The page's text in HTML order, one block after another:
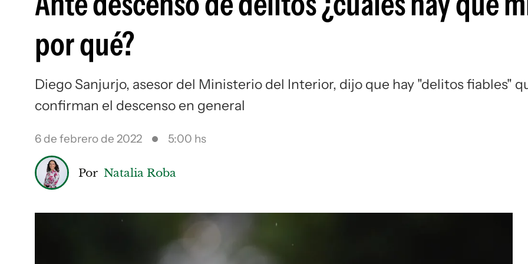
por qué?
Diego Sanjurjo, asesor del Ministerio del Interior, dijo que hay "delitos fiables"
confirman el descenso en general
6 de febrero de 2022 5:00 hs
Por Natalia Roba